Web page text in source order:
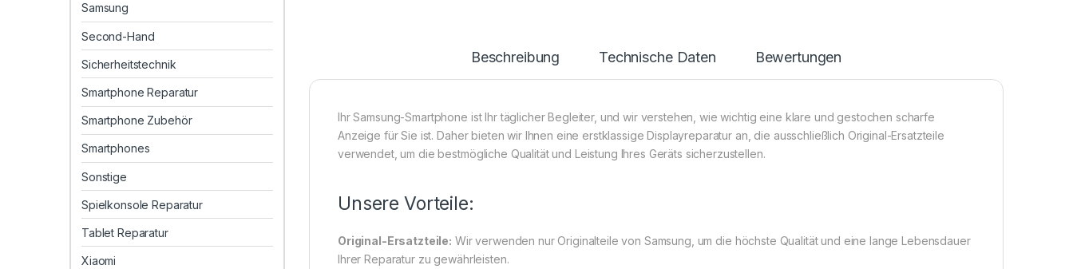
Beschreibung Technische Daten Bewertungen
Ihr Samsung-Smartphone ist Ihr täglicher Begleiter, und wir verstehen, wie wichtig eine klare und gestochen scharfe
Anzeige für Sie ist. Daher bieten wir Ihnen eine erstklassige Displayreparatur an, die ausschließlich Original-Ersatzteile
verwendet, um die bestmögliche Qualität und Leistung Ihres Geräts sicherzustellen.
Unsere Vorteile:
Original-Ersatzteile: Wir verwenden nur Originalteile von Samsung, um die höchste Qualität und eine lange Lebensdauer
Ihrer Reparatur zu gewährleisten.
Samsung
Second-Hand
Sicherheitstechnik
Smartphone Reparatur
Smartphone Zubehör
Smartphones
Sonstige
Spielkonsole Reparatur
Tablet Reparatur
Xiaomi